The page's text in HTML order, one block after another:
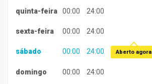
quinta-feira 00:00 24:00
sexta-feira 00:00 24:00
sábado 00:00 24:00 Aberto agora
domingo 00:00 24:00